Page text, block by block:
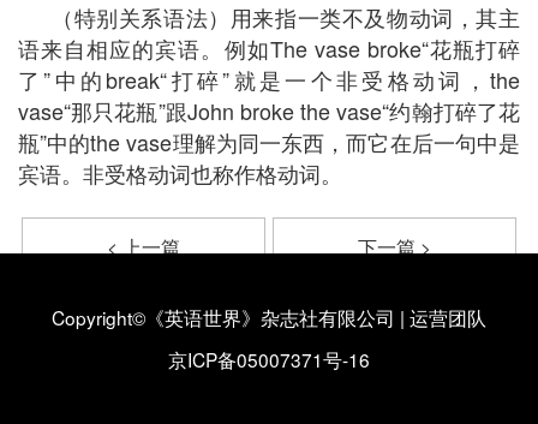
（特别关系语法）用来指一类不及物动词，其主
语来自相应的宾语。例如The vase broke“花瓶打碎
了”中的break“打碎”就是一个非受格动词，the
vase“那只花瓶”跟John broke the vase“约翰打碎了花
瓶”中的the vase理解为同一东西，而它在后一句中是
宾语。非受格动词也称作格动词。
< 上一篇
下一篇 >
Copyright©《英语世界》杂志社有限公司 | 运营团队
京ICP备05007371号-16